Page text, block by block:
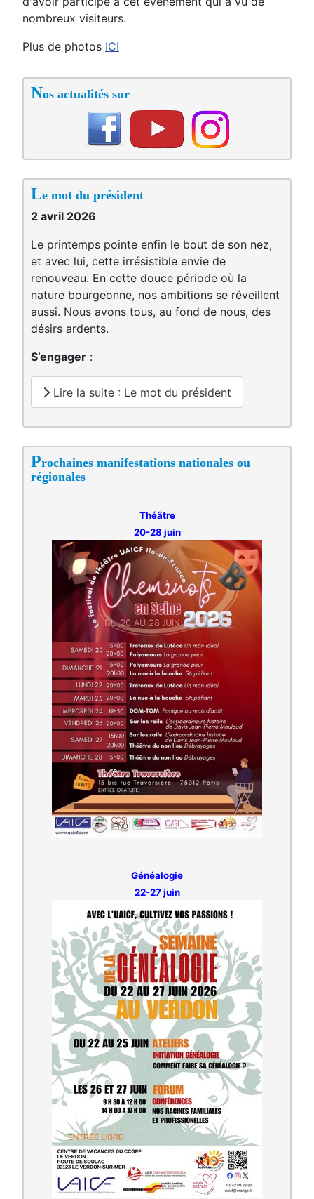
Nos actualités sur
Le mot du président
2 avril 2026
Le printemps pointe enfin le bout de son nez,
et avec lui, cette irrésistible envie de
renouveau. En cette douce période où la
nature bourgeonne, nos ambitions se réveillent
aussi. Nous avons tous, au fond de nous, des
désirs ardents.
S’engager :
Lire la suite : Le mot du président
Prochaines manifestations nationales ou
régionales
Théâtre
20-28 juin
Généalogie
22-27 juin
nombreux visiteurs.
Plus de photos ICI